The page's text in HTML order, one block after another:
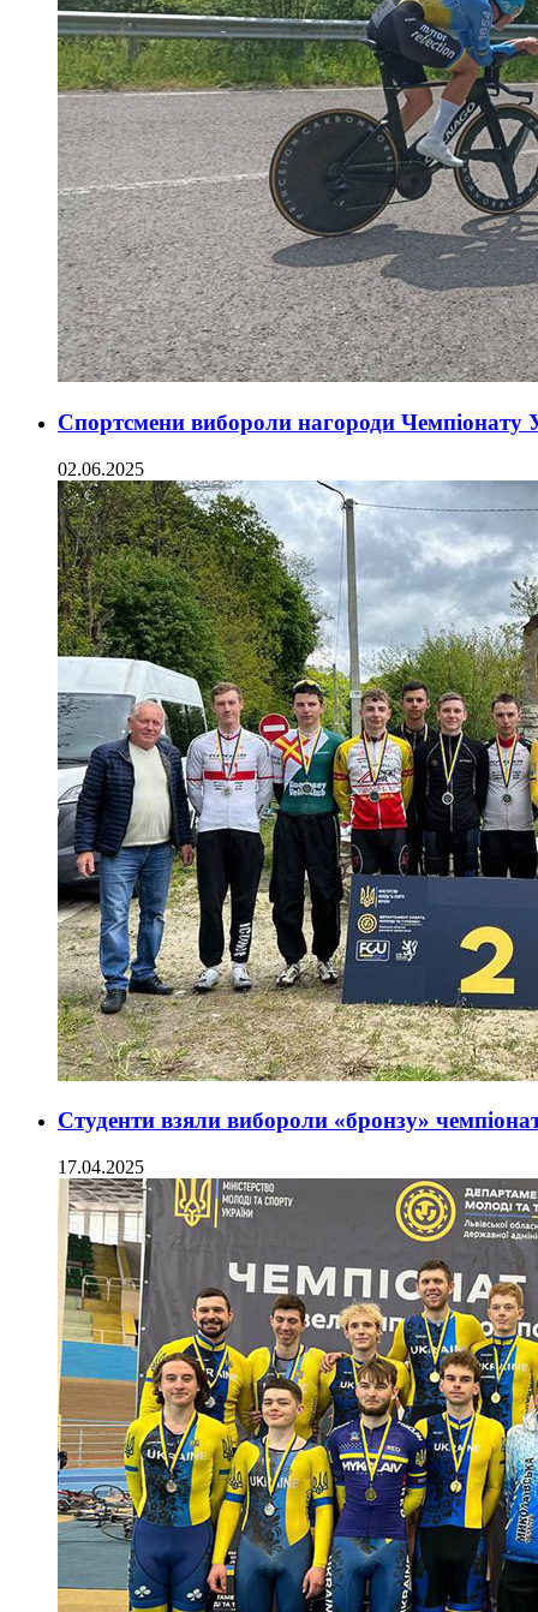
Спортсмени вибороли нагороди Чемпіонату
02.06.2025
Студенти взяли вибороли «бронзу»
17.04.2025